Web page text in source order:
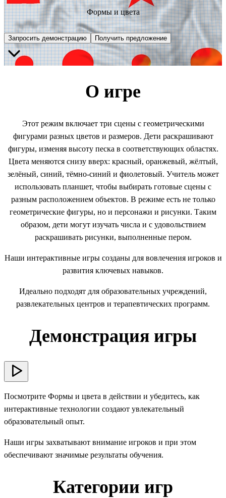
Формы и цвета
Запросить демонстрацию Получить предложение
О игре
Этот режим включает три сцены с геометрическими
фигурами разных цветов и размеров. Дети раскрашивают
фигуры, изменяя высоту песка в соответствующих областях.
Цвета меняются снизу вверх: красный, оранжевый, жёлтый,
зелёный, синий, тёмно-синий и фиолетовый. Учитель может
использовать планшет, чтобы выбирать готовые сцены с
разным расположением объектов. В режиме есть не только
геометрические фигуры, но и персонажи и рисунки. Таким
образом, дети могут изучать числа и с удовольствием
раскрашивать рисунки, выполненные пером.
Наши интерактивные игры созданы для вовлечения игроков и
развития ключевых навыков.
Идеально подходят для образовательных учреждений,
развлекательных центров и терапевтических программ.
Демонстрация игры
Посмотрите Формы и цвета в действии и убедитесь, как
интерактивные технологии создают увлекательный
образовательный опыт.
Наши игры захватывают внимание игроков и при этом
обеспечивают значимые результаты обучения.
Категории игр